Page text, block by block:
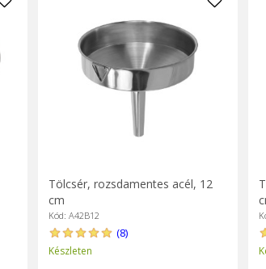
Tölcsér, rozsdamentes acél, 12
cm
Kód: A42B12
(8)
Készleten